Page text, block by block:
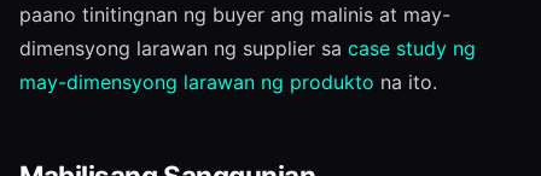
paano tinitingnan ng buyer ang malinis at may-
dimensyong larawan ng supplier sa case study ng
may-dimensyong larawan ng produkto na ito.